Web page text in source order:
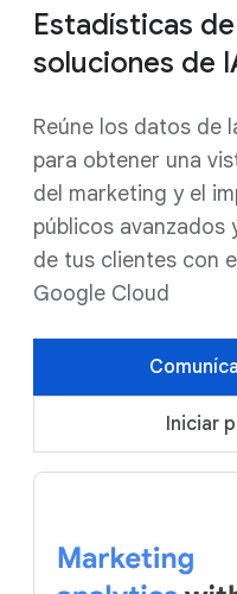
Estadísticas
soluciones de
Reúne los datos de
para obtener una
del marketing y el
públicos avanzados
de tus clientes con
Google Cloud
Iniciar